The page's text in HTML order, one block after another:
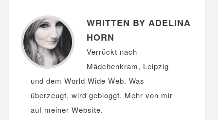
WRITTEN BY ADELINA
HORN
Verrückt nach
Mädchenkram, Leipzig
und dem World Wide Web. Was
überzeugt, wird gebloggt. Mehr von mir
auf meiner Website.